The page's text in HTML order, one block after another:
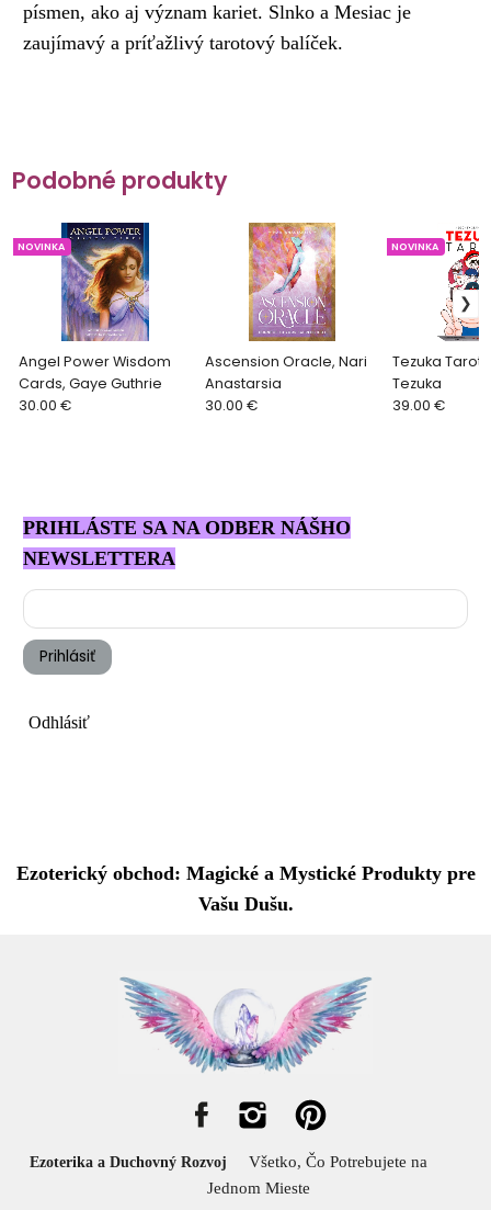
písmen, ako aj význam kariet. Slnko a Mesiac je
zaujímavý a príťažlivý tarotový balíček.
Podobné produkty
Angel Power Wisdom
Cards, Gaye Guthrie
NOVINKA
30.00 €
Ascension Oracle, Nari
Anastarsia
30.00 €
Tezuka Tarot
Tezuka
NOVINKA
39.00 €
PRIHLÁSTE SA NA ODBER NÁŠHO
NEWSLETTERA
Prihlásiť
Odhlásiť
Ezoterický obchod: Magické a Mystické Produkty pre
Vašu Dušu.
Ezoterika a Duchovný Rozvoj
Všetko, Čo Potrebujete na
Jednom Mieste